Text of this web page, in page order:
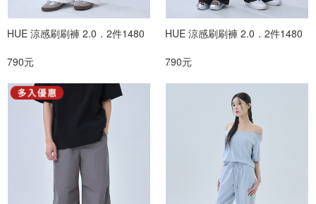
HUE 涼感刷刷褲 2.0．2件1480
790元
HUE 涼感刷刷褲 2.0．2件1480
790元